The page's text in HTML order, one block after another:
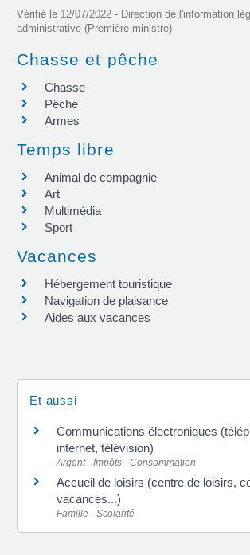
Vérifié le 12/07/2022 - Direction de l'information
administrative (Première ministre)
Chasse et pêche
Chasse
Pêche
Armes
Temps libre
Animal de compagnie
Art
Multimédia
Sport
Vacances
Hébergement touristique
Navigation de plaisance
Aides aux vacances
Et aussi
Communications électroniques
internet, télévision)
Argent - Impôts - Consommation
Accueil de loisirs (centre de loisirs,
vacances...)
Famille - Scolarité